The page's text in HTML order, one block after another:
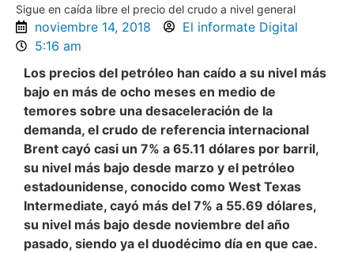
Sigue en caída libre el precio del crudo a nivel general
noviembre 14, 2018
El informate Digital
5:16 am
Los precios del petróleo han caído a su nivel más
bajo en más de ocho meses en medio de
temores sobre una desaceleración de la
demanda, el crudo de referencia internacional
Brent cayó casi un 7% a 65.11 dólares por barril,
su nivel más bajo desde marzo y el petróleo
estadounidense, conocido como West Texas
Intermediate, cayó más del 7% a 55.69 dólares,
su nivel más bajo desde noviembre del año
pasado, siendo ya el duodécimo día en que cae.